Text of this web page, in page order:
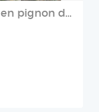
Ajaccio Sanguinaires F4/F5 en pignon de 150 m2 vue mer proche commodités